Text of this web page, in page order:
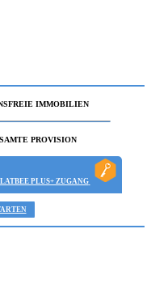
IMMOBILIEN
PROVISION
PLUS+ ZUGANG